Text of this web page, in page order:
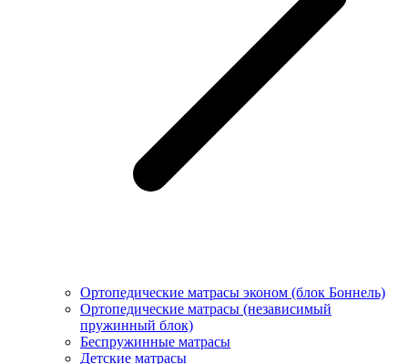
Ортопедические матрасы эконом (блок Боннель)
Ортопедические матрасы (независимый
пружинный блок)
Беcпружинные матрасы
Детские матрасы